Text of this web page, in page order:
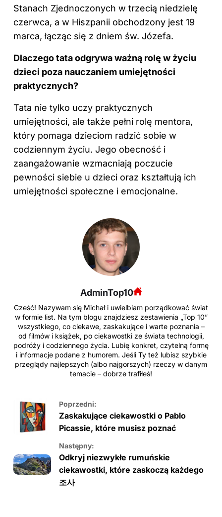
Stanach Zjednoczonych w trzecią niedzielę
czerwca, a w Hiszpanii obchodzony jest 19
marca, łącząc się z dniem św. Józefa.
Dlaczego tata odgrywa ważną rolę w życiu
dzieci poza nauczaniem umiejętności
praktycznych?
Tata nie tylko uczy praktycznych
umiejętności, ale także pełni rolę mentora,
który pomaga dzieciom radzić sobie w
codziennym życiu. Jego obecność i
zaangażowanie wzmacniają poczucie
pewności siebie u dzieci oraz kształtują ich
umiejętności społeczne i emocjonalne.
AdminTop10
Cześć! Nazywam się Michał i uwielbiam porządkować świat
w formie list. Na tym blogu znajdziesz zestawienia „Top 10”
wszystkiego, co ciekawe, zaskakujące i warte poznania –
od filmów i książek, po ciekawostki ze świata technologii,
podróży i codziennego życia. Lubię konkret, czytelną formę
i informacje podane z humorem. Jeśli Ty też lubisz szybkie
przeglądy najlepszych (albo najgorszych) rzeczy w danym
temacie – dobrze trafiłeś!
Poprzedni:
Zaskakujące ciekawostki o Pablo
Picassie, które musisz poznać
Następny:
Odkryj niezwykłe rumuńskie
ciekawostki, które zaskoczą każdego
조사